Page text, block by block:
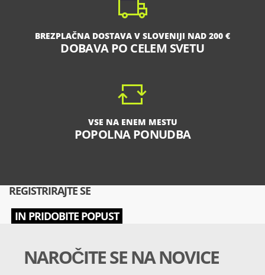
BREZPLAČNA DOSTAVA V SLOVENIJI NAD 200 €
DOBAVA PO CELEM SVETU
VSE NA ENEM MESTU
POPOLNA PONUDBA
REGISTRIRAJTE SE
IN PRIDOBITE POPUST
NAROČITE SE NA NOVICE